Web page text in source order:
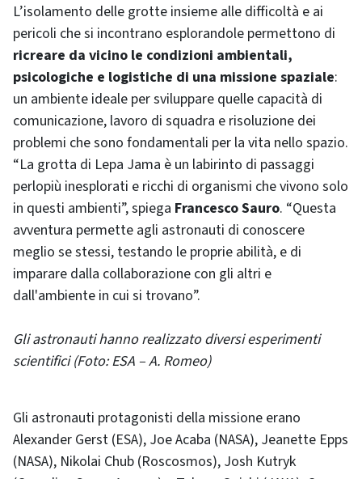
L’isolamento delle grotte insieme alle difficoltà e ai
pericoli che si incontrano esplorandole permettono di
ricreare da vicino le condizioni ambientali,
psicologiche e logistiche di una missione spaziale:
un ambiente ideale per sviluppare quelle capacità di
comunicazione, lavoro di squadra e risoluzione dei
problemi che sono fondamentali per la vita nello spazio.
“La grotta di Lepa Jama è un labirinto di passaggi
perlopiù inesplorati e ricchi di organismi che vivono solo
in questi ambienti”, spiega Francesco Sauro. “Questa
avventura permette agli astronauti di conoscere
meglio se stessi, testando le proprie abilità, e di
imparare dalla collaborazione con gli altri e
dall'ambiente in cui si trovano”.
Gli astronauti hanno realizzato diversi esperimenti
scientifici (Foto: ESA – A. Romeo)
Gli astronauti protagonisti della missione erano
Alexander Gerst (ESA), Joe Acaba (NASA), Jeanette Epps
(NASA), Nikolai Chub (Roscosmos), Josh Kutryk